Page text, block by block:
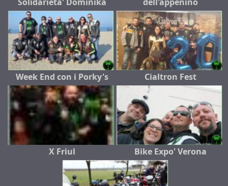
Week End con i Porky's Cialtron Fest
X Friul Bike Expo' Verona